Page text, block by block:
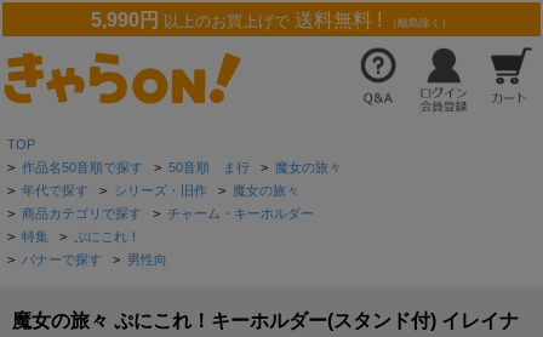
5,990円 以上のお買上げで 送料無料 ! （離島除く）
TOP
> 作品名50音順で探す > 50音順 ま行 > 魔女の旅々
> 年代で探す > シリーズ・旧作 > 魔女の旅々
> 商品カテゴリで探す > チャーム・キーホルダー
> 特集 > ぷにこれ！
> バナーで探す > 男性向
魔女の旅々 ぷにこれ！キーホルダー(スタンド付) イレイナ